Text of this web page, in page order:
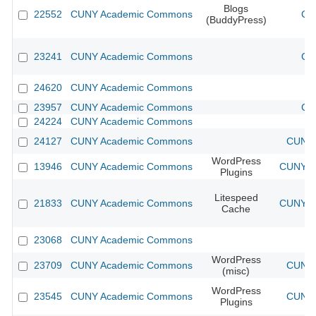
22552 CUNY Academic Commons
Blogs
(BuddyPress)
23241 CUNY Academic Commons
24620
CUNY Academic Commons
23957
CUNY Academic Commons
24224
CUNY Academic Commons
24127
CUNY Academic Commons
13946 CUNY Academic Commons
WordPress
Plugins
CUNY
21833 CUNY Academic Commons
Litespeed
Cache
CUNY
23068 CUNY Academic Commons
23709 CUNY Academic Commons
WordPress
(misc)
23545 CUNY Academic Commons
WordPress
Plugins